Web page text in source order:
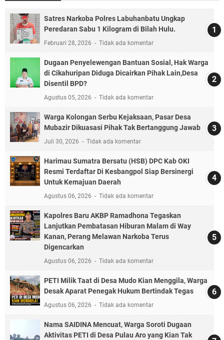
Satres Narkoba Polres Labuhanbatu Ungkap
Peredaran Sabu 1 Kilogram di Bilah Hulu.
Februari 28, 2026 Tidak ada komentar
Dugaan Penyelewengan Bantuan Sosial, Hak Warga
di Cikahuripan Diduga Dicairkan Pihak Lain,Desa
Disentil BPD?
Agustus 05, 2026 Tidak ada komentar
Warga Kolongan Serbu Kejaksaan, Pasar Desa
Mubazir Dikuasasi Pihak Tak Bertanggung Jawab
Juli 30, 2026 Tidak ada komentar
Harimau Sumatra Bersatu (HSB) DPC Kab OKI
Resmi Terdaftar Di Kesbangpol Siap Bersinergi
Untuk Kemajuan Daerah
Agustus 06, 2026 Tidak ada komentar
Kapolres Baru AKBP Ramadhona Tegaskan
Lanjutkan Pembatasan Hiburan Malam di Way
Kanan, Perang Melawan Narkoba Terus
Digencarkan
Agustus 06, 2026 Tidak ada komentar
PETI Milik Taat di Desa Mudo Kian Menggila, Warga
Desak Aparat Penegak Hukum Bertindak Tegas
Agustus 06, 2026 Tidak ada komentar
Nama SAIDINA Mencuat, Warga Soroti Dugaan
Aktivitas PETI di Desa Pulau Aro yang Kian Tak